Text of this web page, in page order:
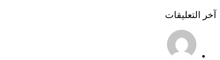
آخر التعليقات